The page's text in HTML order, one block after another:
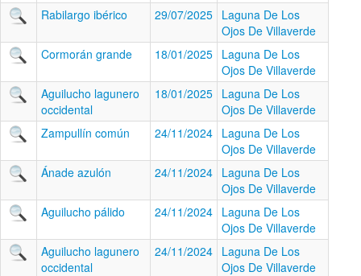
Rabilargo ibérico
29/07/2025 Laguna De Los
Ojos De Villaverde
Cormorán grande
18/01/2025 Laguna De Los
Ojos De Villaverde
Aguilucho lagunero
occidental
18/01/2025 Laguna De Los
Ojos De Villaverde
Zampullín común
24/11/2024 Laguna De Los
Ojos De Villaverde
Ánade azulón
24/11/2024 Laguna De Los
Ojos De Villaverde
Aguilucho pálido
24/11/2024 Laguna De Los
Ojos De Villaverde
Aguilucho lagunero
occidental
24/11/2024 Laguna De Los
Ojos De Villaverde